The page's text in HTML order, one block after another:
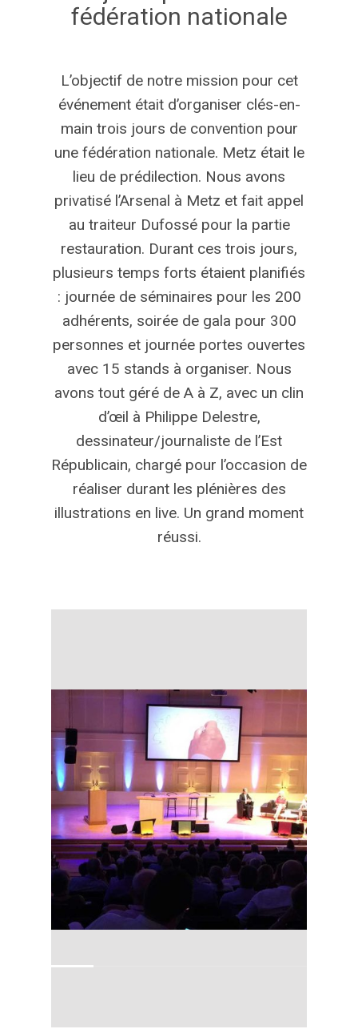
fédération nationale
L’objectif de notre mission pour cet
événement était d’organiser clés-en-
main trois jours de convention pour
une fédération nationale. Metz était le
lieu de prédilection. Nous avons
privatisé l’Arsenal à Metz et fait appel
au traiteur Dufossé pour la partie
restauration. Durant ces trois jours,
plusieurs temps forts étaient planifiés
: journée de séminaires pour les 200
adhérents, soirée de gala pour 300
personnes et journée portes ouvertes
avec 15 stands à organiser. Nous
avons tout géré de A à Z, avec un clin
d’œil à Philippe Delestre,
dessinateur/journaliste de l’Est
Républicain, chargé pour l’occasion de
réaliser durant les plénières des
illustrations en live. Un grand moment
réussi.